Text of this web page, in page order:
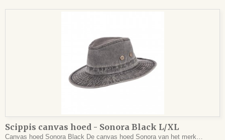
Scippis canvas hoed - Sonora Black L/XL
Canvas hoed Sonora Black De canvas hoed Sonora van het merk…